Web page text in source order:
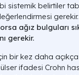
sistemik belirtiler
gerekir.
ağız bulguları
gerekir.
bir kez daha açıkça
ifadesi Crohn